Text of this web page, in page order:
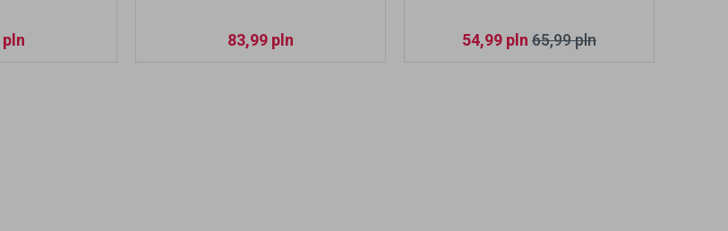
pln 83,99 pln 54,99 pln 65,99pln